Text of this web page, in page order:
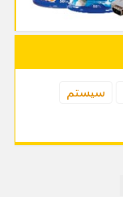
سیستم